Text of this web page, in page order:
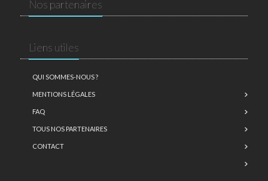
Nos partenaires
Liens utiles
QUI SOMMES-NOUS ?
MENTIONS LÉGALES
FAQ
TOUS NOS PARTENAIRES
CONTACT